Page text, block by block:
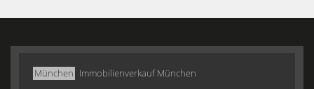
München Immobilienverkauf München